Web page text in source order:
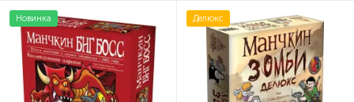
Новинка Делюкс